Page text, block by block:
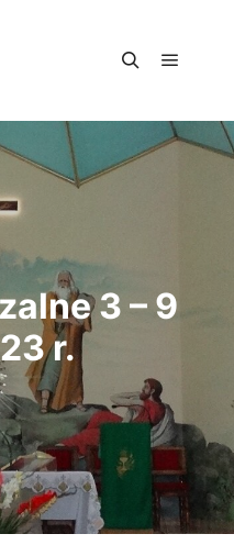
3 – 9
r.